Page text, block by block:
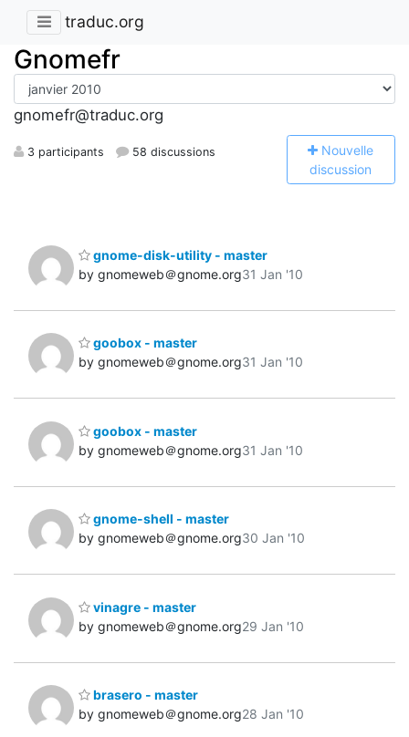
traduc.org
Gnomefr
gnomefr@traduc.org
3 participants 58 discussions Nouvelle
discussion
gnome-disk-utility - master
by gnomeweb＠gnome.org31 Jan '10
goobox - master
by gnomeweb＠gnome.org31 Jan '10
goobox - master
by gnomeweb＠gnome.org31 Jan '10
gnome-shell - master
by gnomeweb＠gnome.org30 Jan '10
vinagre - master
by gnomeweb＠gnome.org29 Jan '10
brasero - master
by gnomeweb＠gnome.org28 Jan '10